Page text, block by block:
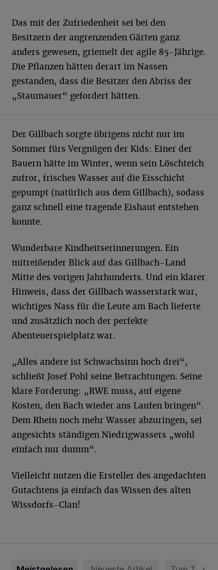
Das mit der Zufriedenheit sei bei den
Besitzern der angrenzenden Gärten ganz
anders gewesen, griemelt der agile 85-Jährige.
Die Pflanzen hätten derart im Nassen
gestanden, dass die Besitzer den Abriss der
„Staumauer“ gefordert hätten.
Der Gillbach sorgte übrigens nicht nur im
Sommer fürs Vergnügen der Kids: Einer der
Bauern hätte im Winter, wenn sein Löschteich
zufror, frisches Wasser auf die Eisschicht
gepumpt (natürlich aus dem Gillbach), sodass
ganz schnell eine tragende Eishaut entstehen
konnte.
Wunderbare Kindheitserinnerungen. Ein
mitreißender Blick auf das Gillbach-Land
Mitte des vorigen Jahrhunderts. Und ein klarer
Hinweis, dass der Gillbach wasserstark war,
wichtiges Nass für die Leute am Bach lieferte
und zusätzlich noch der perfekte
Abenteuerspielplatz war.
„Alles andere ist Schwachsinn hoch drei“,
schließt Josef Pohl seine Betrachtungen. Seine
klare Forderung: „RWE muss, auf eigene
Kosten, den Bach wieder ans Laufen bringen“.
Dem Rhein noch mehr Wasser abzuringen, sei
angesichts ständigen Niedrigwassers „wohl
einfach nur dumm“.
Vielleicht nutzen die Ersteller des angedachten
Gutachtens ja einfach das Wissen des alten
Wissdorfs-Clan!